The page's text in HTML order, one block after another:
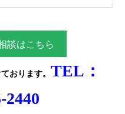
談はこちら
おります。 TEL：
2440